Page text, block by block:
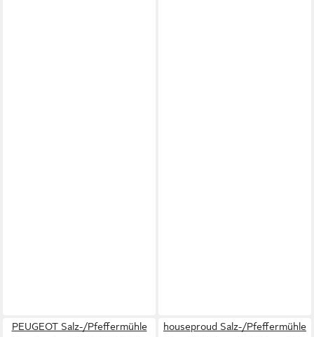
PEUGEOT Salz-/Pfeffermühle
houseproud Salz-/Pfeffermühle